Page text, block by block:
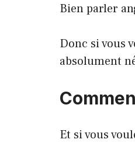
Bien parler
Donc si vous
absolument
Et si vous